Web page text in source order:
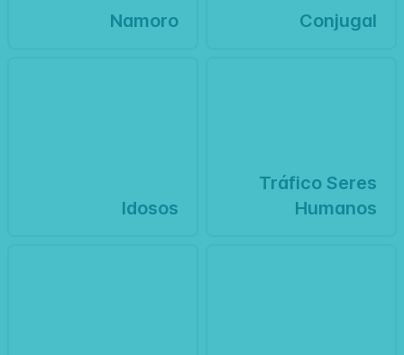
Namoro Conjugal
Idosos
Tráfico Seres
Humanos